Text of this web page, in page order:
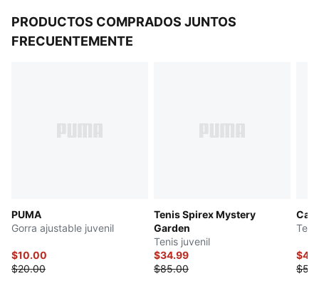
PRODUCTOS COMPRADOS JUNTOS
FRECUENTEMENTE
PUMA
Gorra ajustable juvenil
$10.00
$20.00
Tenis Spirex Mystery
Garden
Tenis juvenil
$34.99
$85.00